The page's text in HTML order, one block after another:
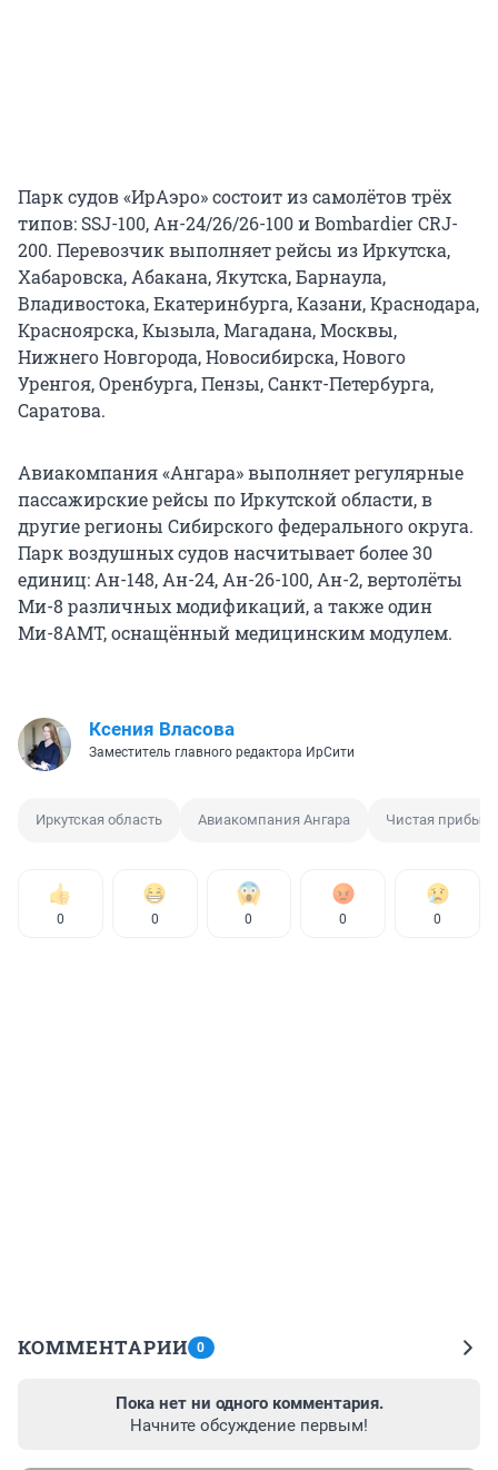
Парк судов «ИрАэро» состоит из самолётов трёх
типов: SSJ-100, Ан-24/26/26-100 и Bombardier CRJ-
200. Перевозчик выполняет рейсы из Иркутска,
Хабаровска, Абакана, Якутска, Барнаула,
Владивостока, Екатеринбурга, Казани, Краснодара,
Красноярска, Кызыла, Магадана, Москвы,
Нижнего Новгорода, Новосибирска, Нового
Уренгоя, Оренбурга, Пензы, Санкт-Петербурга,
Саратова.
Авиакомпания «Ангара» выполняет регулярные
пассажирские рейсы по Иркутской области, в
другие регионы Сибирского федерального округа.
Парк воздушных судов насчитывает более 30
единиц: Ан-148, Ан-24, Ан-26-100, Ан-2, вертолёты
Ми-8 различных модификаций, а также один
Ми-8АМТ, оснащённый медицинским модулем.
Ксения Власова
Заместитель главного редактора ИрСити
Иркутская область Авиакомпания Ангара Чистая прибыль
0 0 0 0 0
КОММЕНТАРИИ 0
Пока нет ни одного комментария.
Начните обсуждение первым!